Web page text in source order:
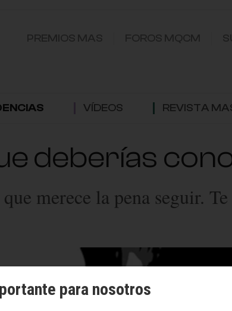
VÍDEOS REVISTA
deberías
merece la pena seguir.
para nosotros